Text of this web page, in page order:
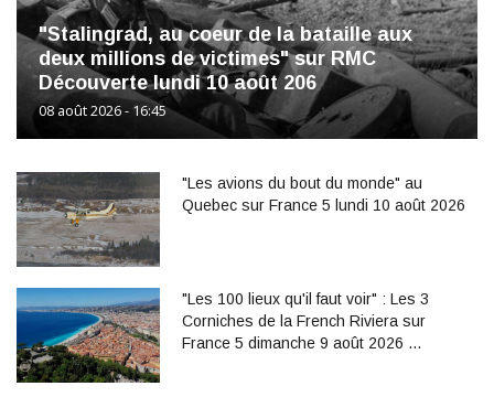
"Stalingrad, au coeur de la bataille aux
deux millions de victimes" sur RMC
Découverte lundi 10 août 206
08 août 2026 - 16:45
"Les avions du bout du monde" au
Quebec sur France 5 lundi 10 août 2026
"Les 100 lieux qu'il faut voir" : Les 3
Corniches de la French Riviera sur
France 5 dimanche 9 août 2026 …